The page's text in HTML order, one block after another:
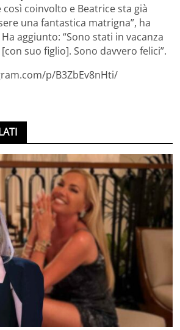
coinvolto e Beatrice sta già
una fantastica matrigna”, ha
aggiunto: “Sono stati in vacanza
suo figlio]. Sono davvero felici”.
p/B3ZbEv8nHti/